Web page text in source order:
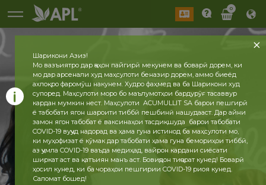
0
Шарикони Азиз!
Мо вазъиятро дар ҷаҳон пайгирӣ мекунем ва боварӣ дорем, ки
мо дар арсенали худ маҳсулоти беназир дорем, аммо биеёд
ахлоқро фаромӯш накунем. Худро фаҳмед ва ба Шарикони худ
супоред. Маҳсулоти моро бо маълумотҳои бардурӯғ тасаввур
кардан мумкин нест. Маҳсулоти ACUMULLIT SA барои пешгирӣ
ё табобати ягон шароити тиббӣ пешбинӣ нашудааст. Дар айни
замон ягон табобат ё ваксинаҳои тасдиқшуда барои табобати
COVID-19 вуҷуд надорад ва ҳама гуна истинод ба маҳсулоти мо,
ки муҳофизат ё кӯмак дар табобати ҳама гуна бемориҳои тиббӣ,
аз ҷумла COVID-19 ваъда медиҳад, вайрон кардани сиёсати
ширкат аст ва қатъиян манъ аст. Бовиҷдон тиҷорат кунед! Боварӣ
ҳосил кунед, ки ба чораҳои пешгирии COVID-19 риоя кунед.
Саломат бошед!